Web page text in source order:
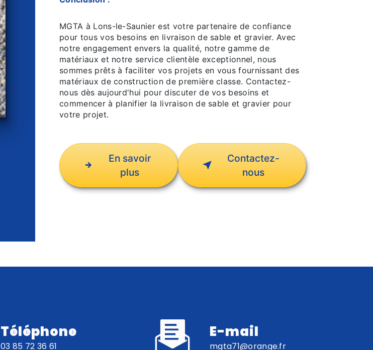
MGTA à Lons-le-Saunier est votre partenaire de confiance
pour tous vos besoins en livraison de sable et gravier. Avec
notre engagement envers la qualité, notre gamme de
matériaux et notre service clientèle exceptionnel, nous
sommes prêts à faciliter vos projets en vous fournissant des
matériaux de construction de première classe. Contactez-
nous dès aujourd'hui pour discuter de vos besoins et
commencer à planifier la livraison de sable et gravier pour
votre projet.
En savoir
plus
Contactez-
nous
Téléphone
03 85 72 36 61
E-mail
mgta71@orange.fr